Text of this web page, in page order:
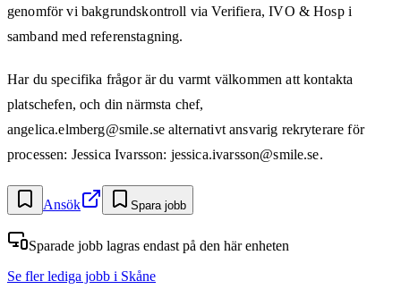
genomför vi bakgrundskontroll via Verifiera, IVO & Hosp i
samband med referenstagning.
Har du specifika frågor är du varmt välkommen att kontakta
platschefen, och din närmsta chef,
angelica.elmberg@smile.se alternativt ansvarig rekryterare för
processen: Jessica Ivarsson: jessica.ivarsson@smile.se.
Ansök Spara jobb
Sparade jobb lagras endast på den här enheten
Se fler lediga jobb i Skåne